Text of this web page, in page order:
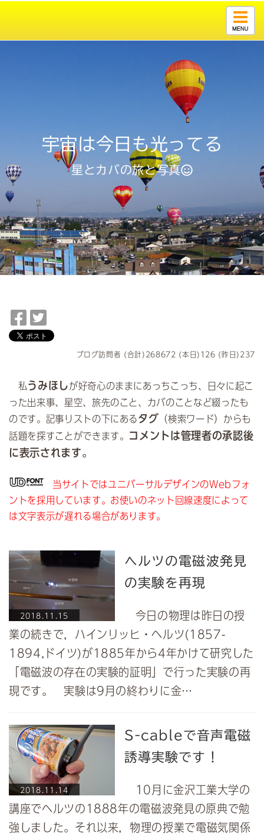
宇宙は今日も光ってる
星とカバの旅と写真
a
c
o
o
k
で
シ
ェ
w
i
e
で
シ
ェ
ア
ブログ訪問者 (合計)268672 (本日)126 (昨日)237
私うみほしが好奇心のままにあっちこっち、日々に起こ
った出来事、星空、旅先のこと、カバのことなど綴ったも
のです。記事リストの下にあるタグ （検索ワード）からも
話題を探すことができます。 コメントは管理者の承認後
に表示されます。
当サイトではユニバーサルデザインのWebフォ
ントを採用しています。お使いのネット回線速度によって
は文字表示が遅れる場合があります。
2018.11.15
ヘルツの電磁波発見
の実験を再現
今日の物理は昨日の授
業の続きで，ハインリッヒ・ヘルツ(1857-
1894,ドイツ)が1885年から4年かけて研究した
「電磁波の存在の実験的証明」で行った実験の再
現です。 実験は9月の終わりに金…
2018.11.14
S-cableで音声電磁
誘導実験です！
10月に金沢工業大学の
講座でヘルツの1888年の電磁波発見の原典で勉
強しました。それ以来，物理の授業で電磁気関係